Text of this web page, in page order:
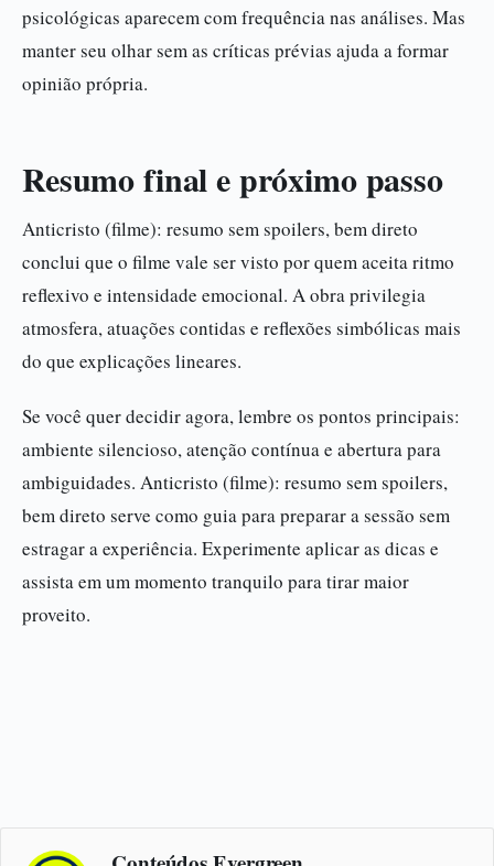
psicológicas aparecem com frequência nas análises. Mas
manter seu olhar sem as críticas prévias ajuda a formar
opinião própria.
Resumo final e próximo passo
Anticristo (filme): resumo sem spoilers, bem direto
conclui que o filme vale ser visto por quem aceita ritmo
reflexivo e intensidade emocional. A obra privilegia
atmosfera, atuações contidas e reflexões simbólicas mais
do que explicações lineares.
Se você quer decidir agora, lembre os pontos principais:
ambiente silencioso, atenção contínua e abertura para
ambiguidades. Anticristo (filme): resumo sem spoilers,
bem direto serve como guia para preparar a sessão sem
estragar a experiência. Experimente aplicar as dicas e
assista em um momento tranquilo para tirar maior
proveito.